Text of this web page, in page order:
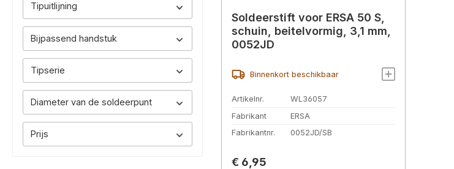
Tipuitlijning
Bijpassend handstuk
Tipserie
Diameter van de soldeerpunt
Prijs
Soldeerstift voor ERSA 50 S,
schuin, beitelvormig, 3,1 mm,
0052JD
Binnenkort beschikbaar
Artikelnr.
WL36057
Fabrikant
ERSA
Fabrikantnr.
0052JD/SB
Normale prijs:
€ 6,95